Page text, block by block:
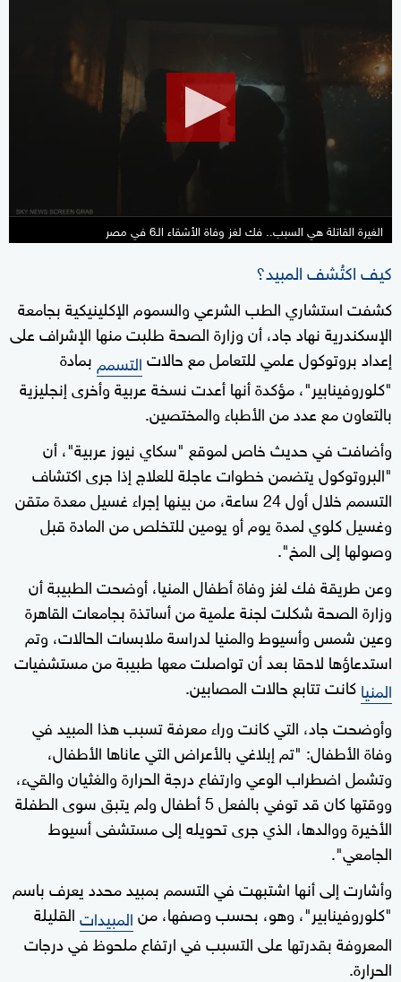
الغيرة القاتلة هي السبب.. فك لغز وفاة الأشقاء الـ6 في مصر
كيف اكتُشف المبيد؟
كشفت استشاري الطب الشرعي والسموم الإكلينيكية بجامعة
الإسكندرية نهاد جاد، أن وزارة الصحة طلبت منها الإشراف على
إعداد بروتوكول علمي للتعامل مع حالاتالتسمم بمادة
"كلوروفينابير"، مؤكدة أنها أعدت نسخة عربية وأخرى إنجليزية
بالتعاون مع عدد من الأطباء والمختصين.
وأضافت في حديث خاص لموقع "سكاي نيوز عربية"، أن
"البروتوكول يتضمن خطوات عاجلة للعلاج إذا جرى اكتشاف
التسمم خلال أول 24 ساعة، من بينها إجراء غسيل معدة متقن
وغسيل كلوي لمدة يوم أو يومين للتخلص من المادة قبل
وصولها إلى المخ".
وعن طريقة فك لغز وفاة أطفال المنيا، أوضحت الطبيبة أن
وزارة الصحة شكلت لجنة علمية من أساتذة بجامعات القاهرة
وعين شمس وأسيوط والمنيا لدراسة ملابسات الحالات، وتم
استدعاؤها لاحقا بعد أن تواصلت معها طبيبة من مستشفيات
المنياكانت تتابع حالات المصابين.
وأوضحت جاد، التي كانت وراء معرفة تسبب هذا المبيد في
وفاة الأطفال: "تم إبلاغي بالأعراض التي عاناها الأطفال،
وتشمل اضطراب الوعي وارتفاع درجة الحرارة والغثيان والقيء،
ووقتها كان قد توفي بالفعل 5 أطفال ولم يتبق سوى الطفلة
الأخيرة ووالدها، الذي جرى تحويله إلى مستشفى أسيوط
الجامعي".
وأشارت إلى أنها اشتبهت في التسمم بمبيد محدد يعرف باسم
"كلوروفينابير"، وهو، بحسب وصفها، منالمبيداتالقليلة
المعروفة بقدرتها على التسبب في ارتفاع ملحوظ في درجات
الحرارة.